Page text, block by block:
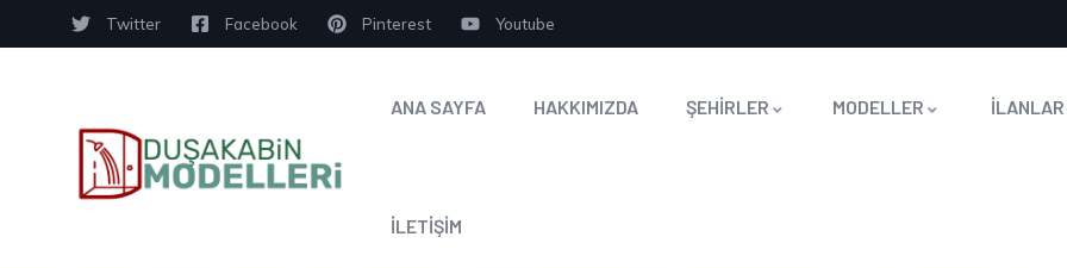
Twitter Facebook Pinterest Youtube
ANA SAYFA HAKKIMIZDA ŞEHİRLER MODELLER İLANLAR
İLETİŞİM